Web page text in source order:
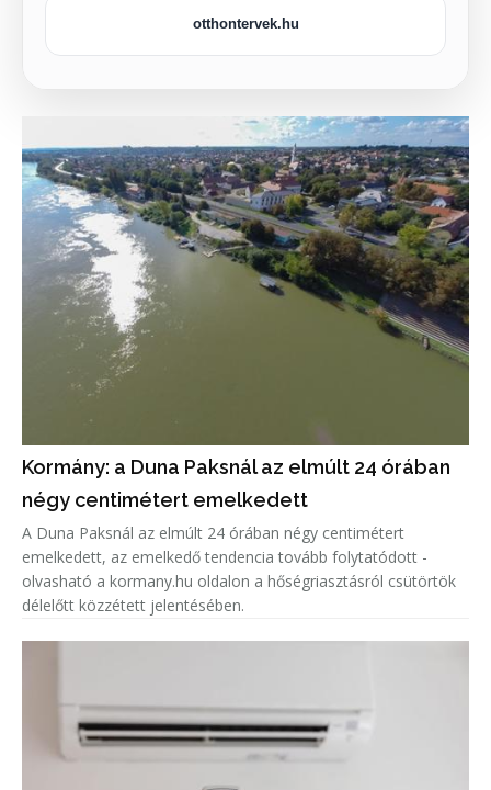
otthontervek.hu
Kormány: a Duna Paksnál az elmúlt 24 órában
négy centimétert emelkedett
A Duna Paksnál az elmúlt 24 órában négy centimétert
emelkedett, az emelkedő tendencia tovább folytatódott -
olvasható a kormany.hu oldalon a hőségriasztásról csütörtök
délelőtt közzétett jelentésében.